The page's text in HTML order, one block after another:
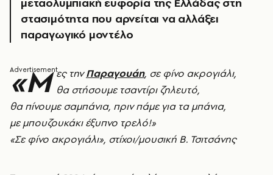
στασιμότητα που αρνείται να αλλάξει
παραγωγικό μοντέλο
«Μ ες τηνΠαραγουάη, σε φίνο ακρογιάλι,
θα στήσουμε τσαντίρι ζηλευτό,
θα πίνουμε σαμπάνια, πριν πάμε για τα μπάνια,
με μπουζουκάκι έξυπνο τρελό!»
«Σε φίνο ακρογιάλι», στίχοι/μουσική Β. Τσιτσάνης